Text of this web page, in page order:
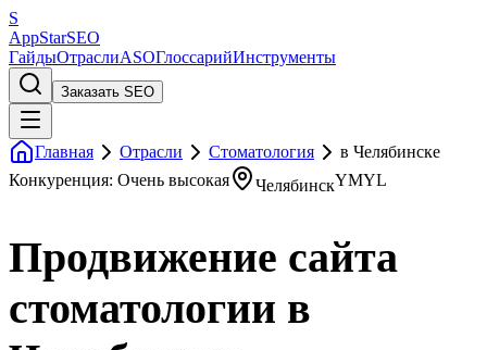
S
AppStarSEO
ГайдыОтраслиASOГлоссарийИнструменты
Заказать SEO
Главная Отрасли Стоматология
в Челябинске
Конкуренция: Очень высокая
ЧелябинскYMYL
Продвижение сайта
стоматологии в